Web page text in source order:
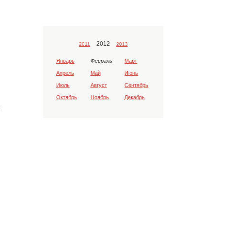
2011 2012 2013
Январь Февраль Март
Апрель Май Июнь
Июль Август Сентябрь
Октябрь Ноябрь Декабрь